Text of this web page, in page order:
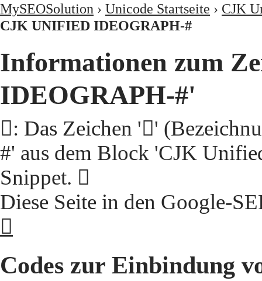
MySEOSolution › Unicode Startseite › CJK
CJK UNIFIED IDEOGRAPH-#
Informationen zum
IDEOGRAPH-#'
𩨣: Das Zeichen '𩨣'
#' aus dem Block 'CJK
Snippet. 𩨣
Diese Seite in den Google-
𩨣
Codes zur Einbindung